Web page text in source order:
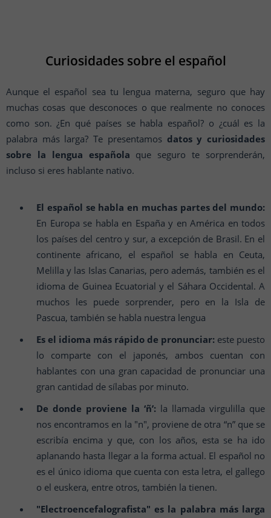
Curiosidades sobre el español
Aunque el español sea tu lengua materna, seguro que hay
muchas cosas que desconoces o que realmente no conoces
como son. ¿En qué países se habla español? o ¿cuál es la
palabra más larga? Te presentamos datos y curiosidades
sobre la lengua española que seguro te sorprenderán,
incluso si eres hablante nativo.
El español se habla en muchas partes del mundo:
En Europa se habla en España y en América en todos
los países del centro y sur, a excepción de Brasil. En el
continente africano, el español se habla en Ceuta,
Melilla y las Islas Canarias, pero además, también es el
idioma de Guinea Ecuatorial y el Sáhara Occidental. A
muchos les puede sorprender, pero en la Isla de
Pascua, también se habla nuestra lengua
Es el idioma más rápido de pronunciar: este puesto
lo comparte con el japonés, ambos cuentan con
hablantes con una gran capacidad de pronunciar una
gran cantidad de sílabas por minuto.
De donde proviene la ‘ñ’: la llamada virgulilla que
nos encontramos en la "n", proviene de otra “n” que se
escribía encima y que, con los años, esta se ha ido
aplanando hasta llegar a la forma actual. El español no
es el único idioma que cuenta con esta letra, el gallego
o el euskera, entre otros, también la tienen.
"Electroencefalografista" es la palabra más larga